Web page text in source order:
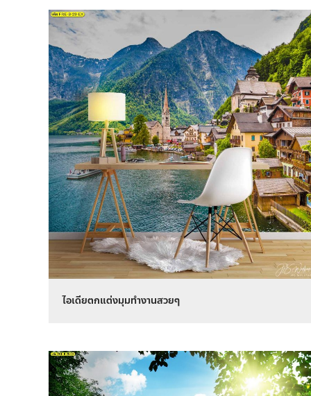
ไอเดียตกแต่งมุมทำงานสวยๆ